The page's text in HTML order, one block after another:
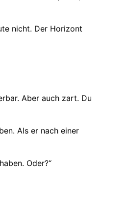
nicht. Der Horizont
Aber auch zart. Du
Als er nach einer
Oder?“